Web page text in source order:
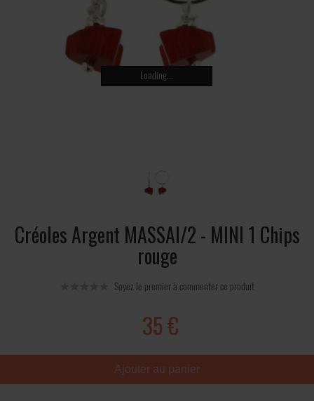
Loading...
Créoles Argent MASSAI/2 - MINI 1 Chips
rouge
Soyez le premier à commenter ce produit
35 €
Ajouter au panier